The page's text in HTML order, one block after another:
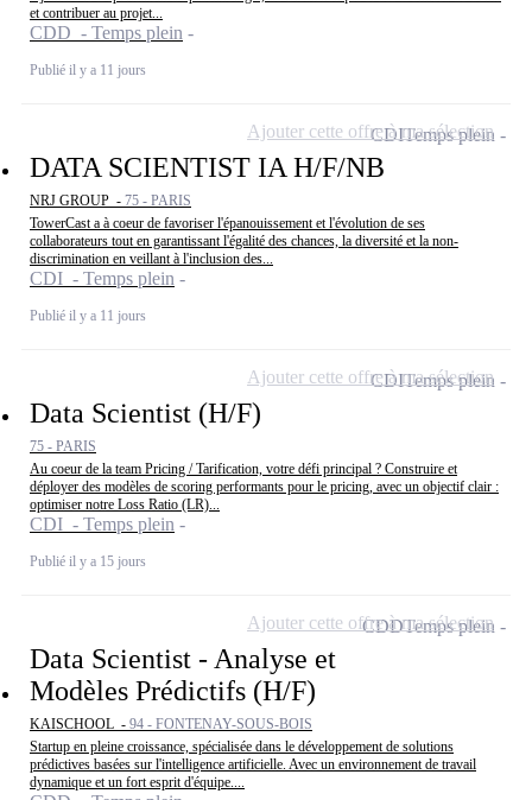
et contribuer au projet...
CDD - Temps plein
Publié il y a 11 jours
DATA SCIENTIST IA H/F/NB
NRJ GROUP - 75 - PARIS
TowerCast a à coeur de favoriser l'épanouissement et l'évolution de ses
collaborateurs tout en garantissant l'égalité des chances, la diversité et la non-
discrimination en veillant à l'inclusion des...
CDI - Temps plein
Publié il y a 11 jours
CDITemps plein
Ajouter cette offre à ma sélection
Data Scientist (H/F)
75 - PARIS
Au coeur de la team Pricing / Tarification, votre défi principal ? Construire et
déployer des modèles de scoring performants pour le pricing, avec un objectif clair :
optimiser notre Loss Ratio (LR)...
CDI - Temps plein
Publié il y a 15 jours
CDITemps plein
Ajouter cette offre à ma sélection
Data Scientist - Analyse et
Modèles Prédictifs (H/F)
KAISCHOOL - 94 - FONTENAY-SOUS-BOIS
Startup en pleine croissance, spécialisée dans le développement de solutions
prédictives basées sur l'intelligence artificielle. Avec un environnement de travail
dynamique et un fort esprit d'équipe....
CDDTemps plein
Ajouter cette offre à ma sélection